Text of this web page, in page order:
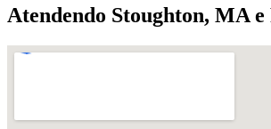
Atendendo Stoughton, MA e